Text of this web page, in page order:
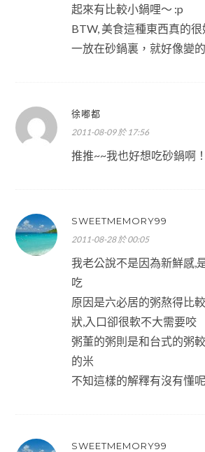
起來有比較小鍋哩～ :p
BTW, 美食這種東西真的
一放在砂鍋裏，就好像變
徐嘟都
2011-08-09 於 17:56
推推~~我也好想吃砂鍋啊！
SWEETMEMORY99
2011-08-28 於 00:05
我老公說不是因為新鮮感,
吃
原因是六必居的粥熬得比
狀,入口卻很軟不大需要咬
粥董的粥則是和台式的粥
的米
不知這樣的解釋有沒有懂
SWEETMEMORY99